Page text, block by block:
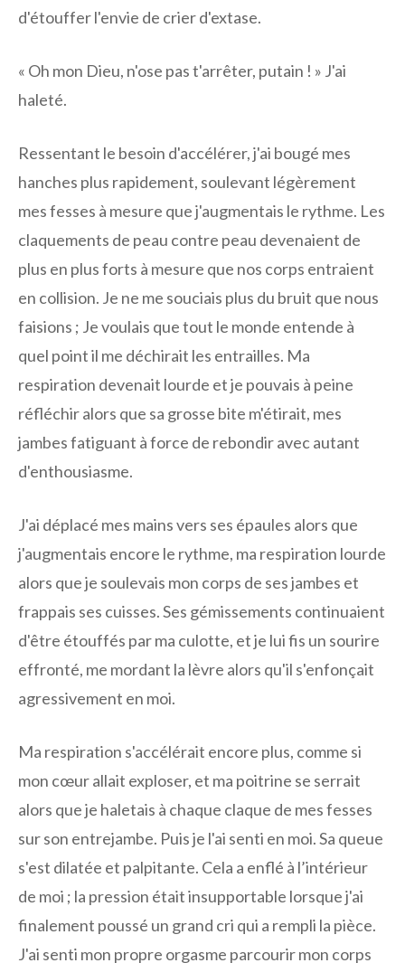
d'étouffer l'envie de crier d'extase.
« Oh mon Dieu, n'ose pas t'arrêter, putain ! » J'ai
haleté.
Ressentant le besoin d'accélérer, j'ai bougé mes
hanches plus rapidement, soulevant légèrement
mes fesses à mesure que j'augmentais le rythme. Les
claquements de peau contre peau devenaient de
plus en plus forts à mesure que nos corps entraient
en collision. Je ne me souciais plus du bruit que nous
faisions ; Je voulais que tout le monde entende à
quel point il me déchirait les entrailles. Ma
respiration devenait lourde et je pouvais à peine
réfléchir alors que sa grosse bite m'étirait, mes
jambes fatiguant à force de rebondir avec autant
d'enthousiasme.
J'ai déplacé mes mains vers ses épaules alors que
j'augmentais encore le rythme, ma respiration lourde
alors que je soulevais mon corps de ses jambes et
frappais ses cuisses. Ses gémissements continuaient
d'être étouffés par ma culotte, et je lui fis un sourire
effronté, me mordant la lèvre alors qu'il s'enfonçait
agressivement en moi.
Ma respiration s'accélérait encore plus, comme si
mon cœur allait exploser, et ma poitrine se serrait
alors que je haletais à chaque claque de mes fesses
sur son entrejambe. Puis je l'ai senti en moi. Sa queue
s'est dilatée et palpitante. Cela a enflé à l’intérieur
de moi ; la pression était insupportable lorsque j'ai
finalement poussé un grand cri qui a rempli la pièce.
J'ai senti mon propre orgasme parcourir mon corps